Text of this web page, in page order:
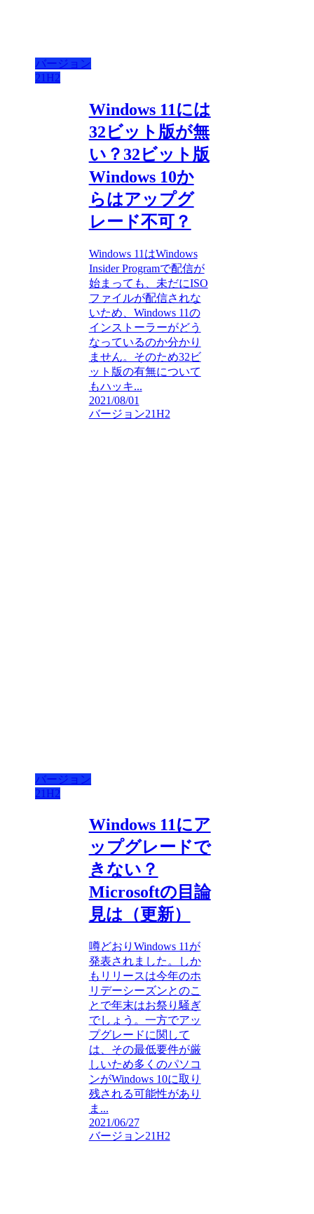
バージョン
21H2
Windows 11には
32ビット版が無
い？32ビット版
Windows 10か
らはアップグ
レード不可？
Windows 11はWindows
Insider Programで配信が
始まっても、未だにISO
ファイルが配信されな
いため、Windows 11の
インストーラーがどう
なっているのか分かり
ません。そのため32ビ
ット版の有無について
もハッキ...
2021/08/01
バージョン21H2
バージョン
21H2
Windows 11にア
ップグレードで
きない？
Microsoftの目論
見は（更新）
噂どおりWindows 11が
発表されました。しか
もリリースは今年のホ
リデーシーズンとのこ
とで年末はお祭り騒ぎ
でしょう。一方でアッ
プグレードに関して
は、その最低要件が厳
しいため多くのパソコ
ンがWindows 10に取り
残される可能性があり
ま...
2021/06/27
バージョン21H2